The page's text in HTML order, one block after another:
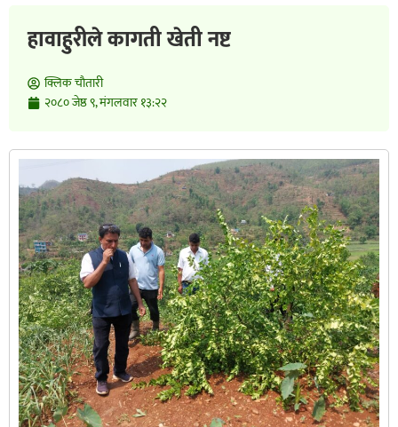
हावाहुरीले कागती खेती नष्ट
क्लिक चाैतारी
२०८० जेष्ठ ९, मंगलवार १३:२२